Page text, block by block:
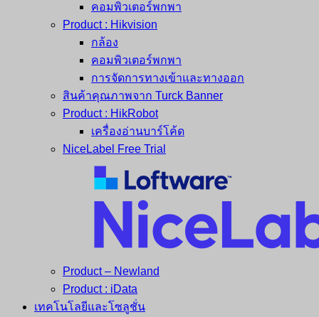
คอมพิวเตอร์พกพา
Product : Hikvision
กล้อง
คอมพิวเตอร์พกพา
การจัดการทางเข้าและทางออก
สินค้าคุณภาพจาก Turck Banner
Product : HikRobot
เครื่องอ่านบาร์โค้ด
NiceLabel Free Trial
Product – Newland
Product : iData
เทคโนโลยีและโซลูชั่น